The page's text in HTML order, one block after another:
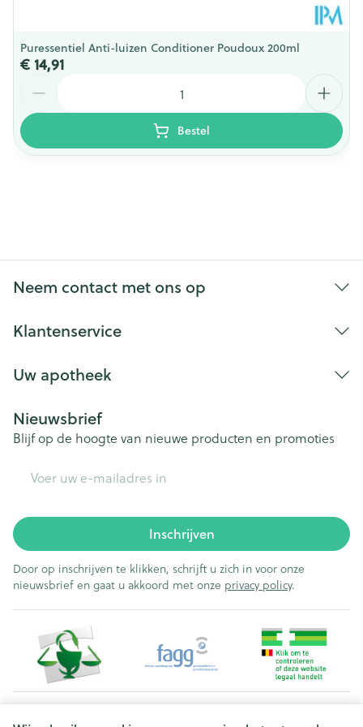
Puressentiel Anti-luizen Conditioner Poudoux 200ml
€ 14,91
Bestel
Neem contact met ons op
Klantenservice
Uw apotheek
Nieuwsbrief
Blijf op de hoogte van nieuwe producten en promoties
Inschrijven
Door op inschrijven te klikken, schrijft u zich in voor onze
nieuwsbrief en gaat u akkoord met onze privacy policy.
Juridische links